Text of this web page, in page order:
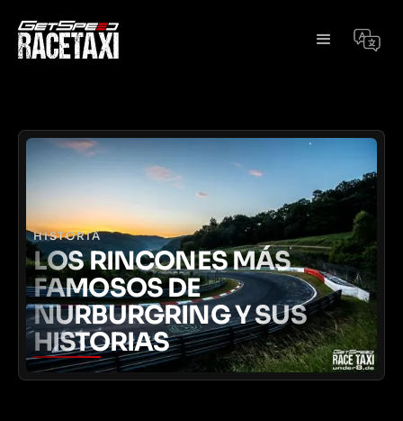
HISTORIA
LOS RINCONES MÁS
FAMOSOS DE
NURBURGRING Y SUS
HISTORIAS